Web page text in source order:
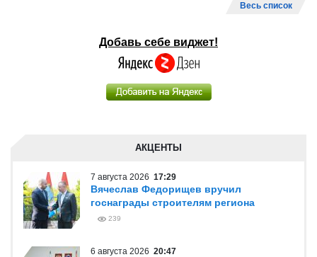
Весь список
Добавь себе виджет!
АКЦЕНТЫ
7 августа 2026 17:29
Вячеслав Федорищев вручил
госнаграды строителям региона
239
6 августа 2026 20:47